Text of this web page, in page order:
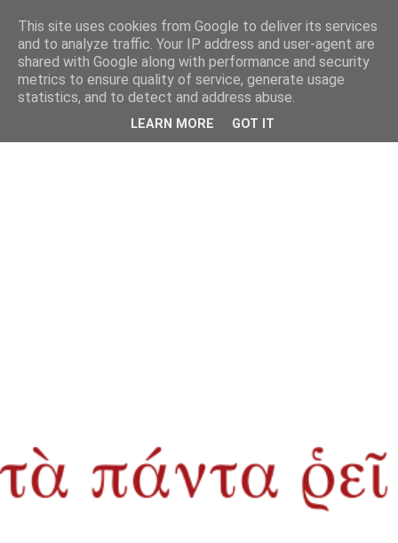
This site uses cookies from Google to deliver its services
and to analyze traffic. Your IP address and user-agent are
shared with Google along with performance and security
metrics to ensure quality of service, generate usage
statistics, and to detect and address abuse.
LEARN MORE GOT IT